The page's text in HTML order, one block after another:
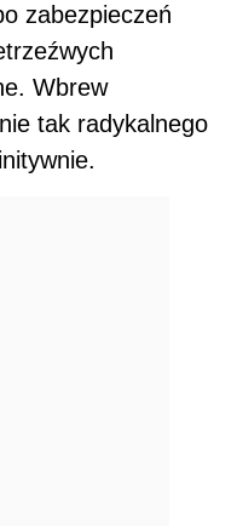
zabezpieczeń
Wbrew
tak radykalnego